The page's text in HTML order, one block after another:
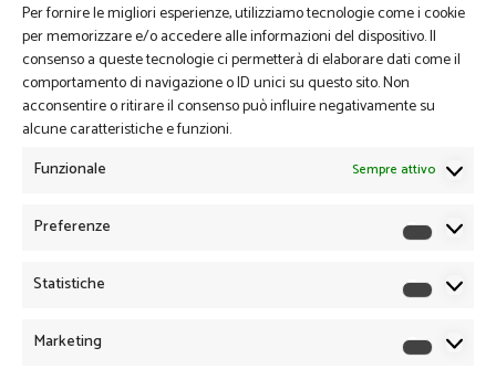
Per fornire le migliori esperienze, utilizziamo tecnologie come i cookie
per memorizzare e/o accedere alle informazioni del dispositivo. Il
consenso a queste tecnologie ci permetterà di elaborare dati come il
comportamento di navigazione o ID unici su questo sito. Non
acconsentire o ritirare il consenso può influire negativamente su
alcune caratteristiche e funzioni.
Funzionale
Sempre attivo
Preferenze
Statistiche
Marketing